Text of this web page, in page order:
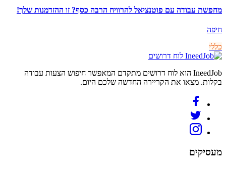
מחפשת עבודה עם פוטנציאל להרוויח הרבה כסף? זו ההזדמנות שלך!
חיפה
כללי
לוח דרושים
IneedJob הוא לוח דרושים מתקדם המאפשר חיפוש הצעות עבודה
בקלות. מצאו את הקריירה החדשה שלכם היום.
מעסיקים